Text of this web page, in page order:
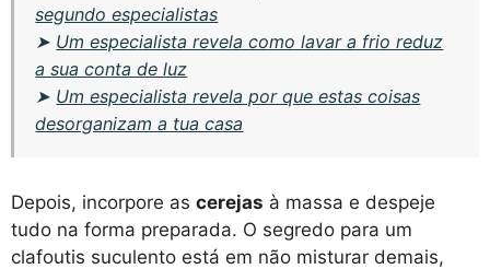
segundo especialistas
➤ Um especialista revela como lavar a frio reduz
a sua conta de luz
➤ Um especialista revela por que estas coisas
desorganizam a tua casa
Depois, incorpore as cerejas à massa e despeje
tudo na forma preparada. O segredo para um
clafoutis suculento está em não misturar demais,